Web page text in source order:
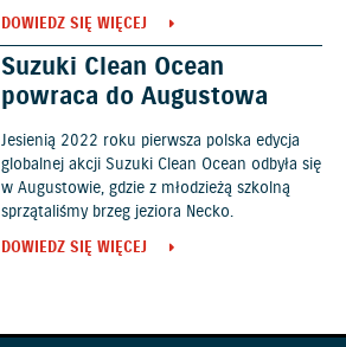
DOWIEDZ SIĘ WIĘCEJ
Suzuki Clean Ocean
powraca do Augustowa
Jesienią 2022 roku pierwsza polska edycja
globalnej akcji Suzuki Clean Ocean odbyła się
w Augustowie, gdzie z młodzieżą szkolną
sprzątaliśmy brzeg jeziora Necko.
DOWIEDZ SIĘ WIĘCEJ